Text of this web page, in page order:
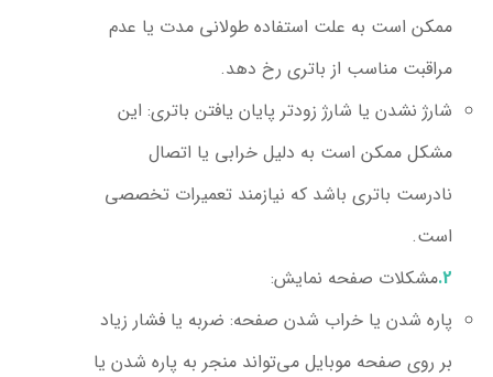
ممکن است به علت استفاده طولانی مدت یا عدم
مراقبت مناسب از باتری رخ دهد.
شارژ نشدن یا شارژ زودتر پایان یافتن باتری: این
مشکل ممکن است به دلیل خرابی یا اتصال
نادرست باتری باشد که نیازمند تعمیرات تخصصی
است.
مشکلات صفحه نمایش:
پاره شدن یا خراب شدن صفحه: ضربه یا فشار زیاد
بر روی صفحه موبایل می‌تواند منجر به پاره شدن یا